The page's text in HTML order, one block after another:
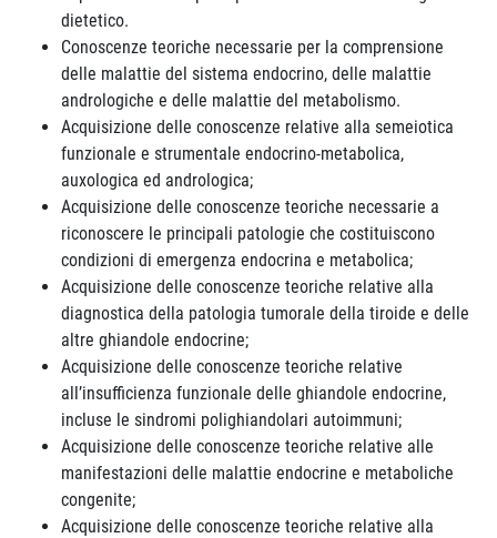
dietetico.
Conoscenze teoriche necessarie per la comprensione
delle malattie del sistema endocrino, delle malattie
andrologiche e delle malattie del metabolismo.
Acquisizione delle conoscenze relative alla semeiotica
funzionale e strumentale endocrino-metabolica,
auxologica ed andrologica;
Acquisizione delle conoscenze teoriche necessarie a
riconoscere le principali patologie che costituiscono
condizioni di emergenza endocrina e metabolica;
Acquisizione delle conoscenze teoriche relative alla
diagnostica della patologia tumorale della tiroide e delle
altre ghiandole endocrine;
Acquisizione delle conoscenze teoriche relative
all’insufficienza funzionale delle ghiandole endocrine,
incluse le sindromi polighiandolari autoimmuni;
Acquisizione delle conoscenze teoriche relative alle
manifestazioni delle malattie endocrine e metaboliche
congenite;
Acquisizione delle conoscenze teoriche relative alla